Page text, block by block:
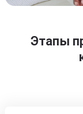
Этапы